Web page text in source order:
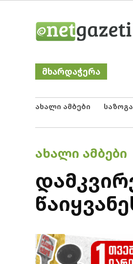
მხარდაჭერა
ახალი ამბები
POSTED
ᲐᲮᲐᲚᲘ ᲐᲛᲑᲔᲑᲘ